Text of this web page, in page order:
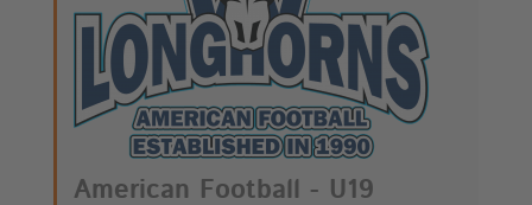
American Football - U19